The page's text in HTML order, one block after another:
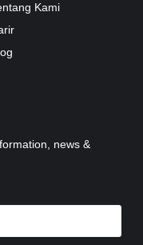
Kami
news &